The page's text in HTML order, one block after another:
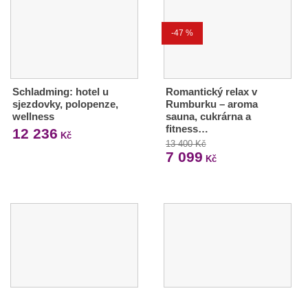
Schladming: hotel u
sjezdovky, polopenze,
wellness
12 236 Kč
-47 %
Romantický relax v
Rumburku – aroma
sauna, cukrárna a
fitness…
13 400 Kč
7 099 Kč